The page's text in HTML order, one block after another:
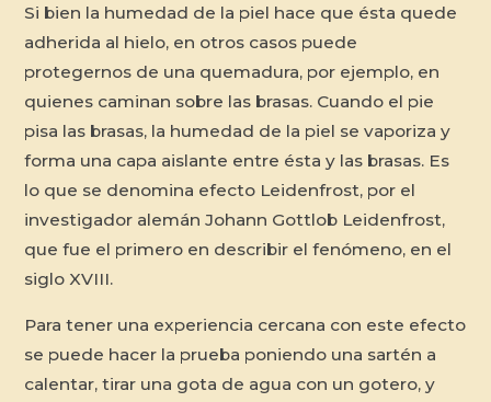
Si bien la humedad de la piel hace que ésta quede
adherida al hielo, en otros casos puede
protegernos de una quemadura, por ejemplo, en
quienes caminan sobre las brasas. Cuando el pie
pisa las brasas, la humedad de la piel se vaporiza y
forma una capa aislante entre ésta y las brasas. Es
lo que se denomina efecto Leidenfrost, por el
investigador alemán Johann Gottlob Leidenfrost,
que fue el primero en describir el fenómeno, en el
siglo XVIII.
Para tener una experiencia cercana con este efecto
se puede hacer la prueba poniendo una sartén a
calentar, tirar una gota de agua con un gotero, y